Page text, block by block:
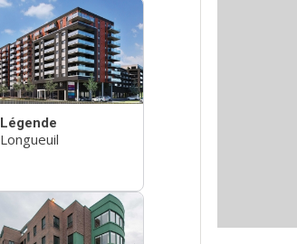
Légende
Longueuil